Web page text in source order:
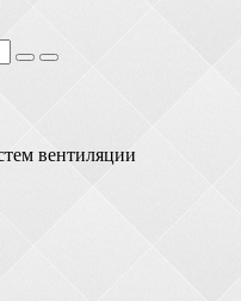
вентиляции